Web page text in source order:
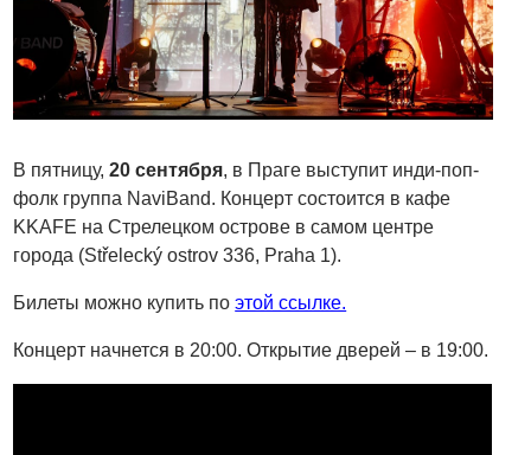
В пятницу,20 сентября, в Праге выступит инди-поп-
фолк группа NaviBand. Концерт состоится в кафе
KKAFE на Стрелецком острове в самом центре
города (Střelecký ostrov 336, Praha 1).
Билеты можно купить поэтой ссылке.
Концерт начнется в 20:00. Открытие дверей – в 19:00.